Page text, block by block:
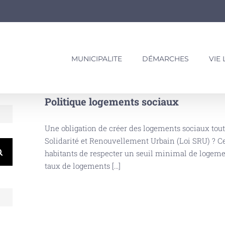
MUNICIPALITE DÉMARCHES VIE
Politique logements sociaux
Une obligation de créer des logements sociaux
Solidarité et Renouvellement Urbain (Loi SRU) ?
habitants de respecter un seuil minimal de
taux de logements [...]